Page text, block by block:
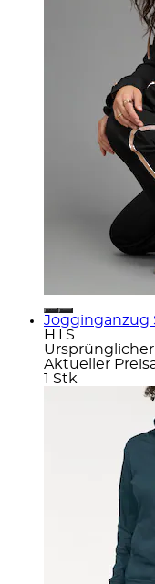
Jogginganzug
H.I.S
Ursprünglicher
Aktueller Preis
1 Stk